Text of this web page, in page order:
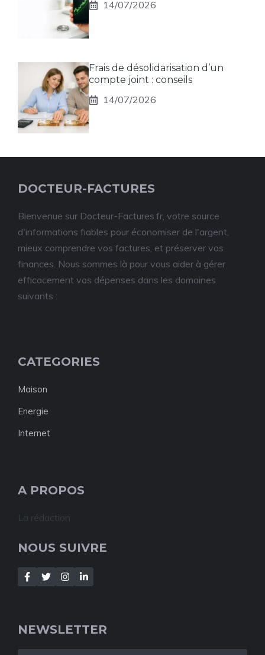
14/07/2026
Frais de désolidarisation d’un
compte joint : conseils
14/07/2026
DOCTEUR-FACTURES
Bienvenue sur Docteur-Factures.fr, votre source
d'informations fiables pour économiser de l'argent,
mieux comprendre vos factures, et préserver vos
finances. Nous sommes là pour vous aider à gérer
efficacement vos dépenses dans les domaines
suivants :
CATEGORIES
Maison
Energie
Internet
A PROPOS
La rédaction
NOUS SUIVRE
NEWSLETTER